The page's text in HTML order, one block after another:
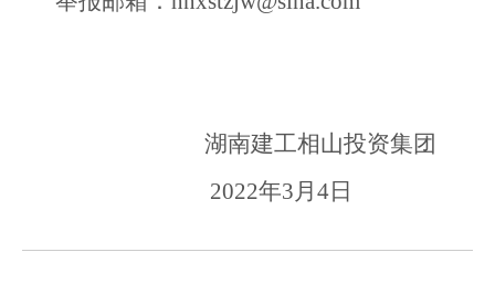
湖南建工相山投资集团
2022年3月 4日